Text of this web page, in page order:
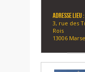
Adresse lieu :
3, rue des
Rois
13006